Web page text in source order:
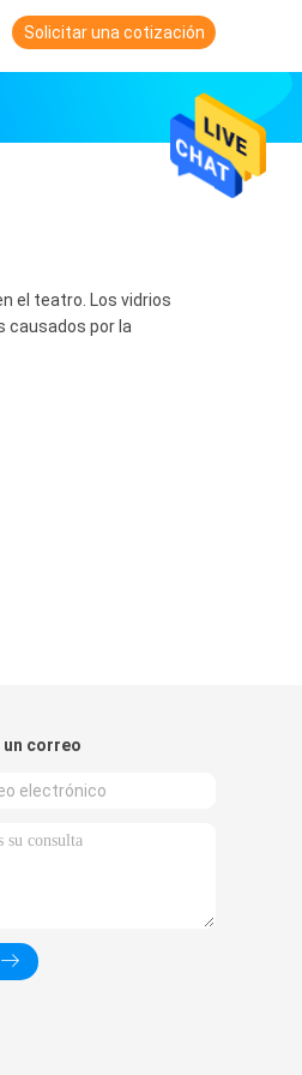
Solicitar una cotización
el teatro. Los vidrios
causados por la
un correo